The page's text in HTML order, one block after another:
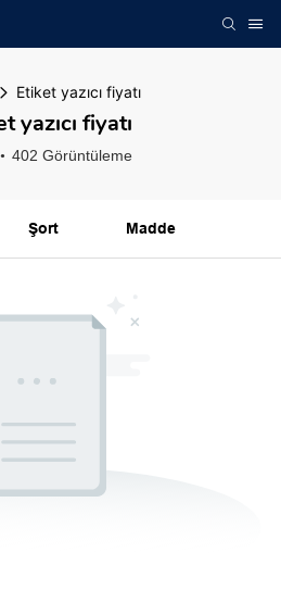
Etiket yazıcı fiyatı
yazıcı fiyatı
402 Görüntüleme
Şort Madde